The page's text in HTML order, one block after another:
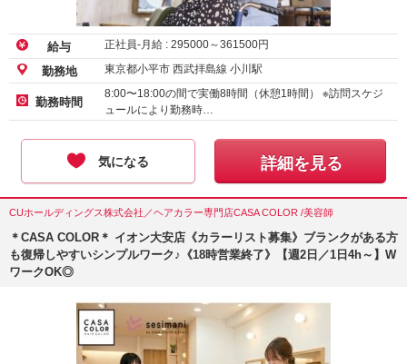
給与 正社員-月給 : 295000～361500円
勤務地 東京都小平市 西武拝島線 小川駅
勤務時間
8:00〜18:00の間で実働8時間（休憩1時間） ※訪問スケジ
ュールにより勤務時…
気になる 詳細を見る
CUホールディングス株式会社／ヘアカラー専門店CASA COLOR /美容師
＊CASA COLOR＊ イオン大安店《カラーリスト募集》ブランクがある方
も復帰しやすいシンプルワーク♪《18時営業終了》【週2日／1日4h～】W
ワークOK◎